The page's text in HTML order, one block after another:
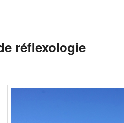
réflexologie